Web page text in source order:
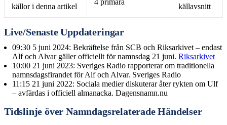
källor i denna artikel
4 primära
källavsnitt
Live/Senaste Uppdateringar
09:30 5 juni 2024: Bekräftelse från SCB och Riksarkivet – endast
Alf och Alvar gäller officiellt för namnsdag 21 juni. Riksarkivet
10:00 21 juni 2023: Sveriges Radio rapporterar om traditionella
namnsdagsfirandet för Alf och Alvar. Sveriges Radio
11:15 21 juni 2022: Sociala medier diskuterar åter rykten om Ulf
– avfärdas i officiell almanacka. Dagensnamn.nu
Tidslinje över Namndagsrelaterade Händelser